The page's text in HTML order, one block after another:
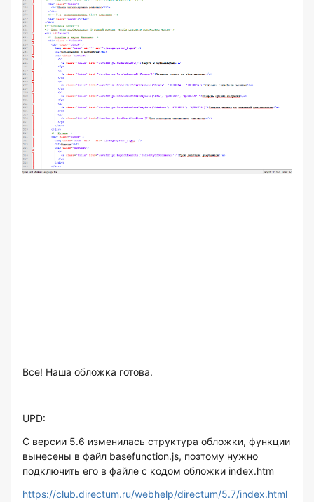
Все! Наша обложка готова.
UPD:
С версии 5.6 изменилась структура обложки, функции
вынесены в файл basefunction.js, поэтому нужно
подключить его в файле с кодом обложки index.htm
https://club.directum.ru/webhelp/directum/5.7/index.html